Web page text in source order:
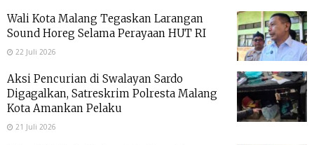
Wali Kota Malang Tegaskan Larangan
Sound Horeg Selama Perayaan HUT RI
22 Juli 2026
Aksi Pencurian di Swalayan Sardo
Digagalkan, Satreskrim Polresta Malang
Kota Amankan Pelaku
21 Juli 2026